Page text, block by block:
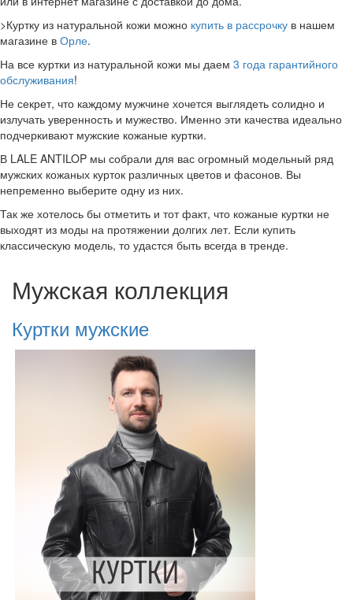
>Куртку из натуральной кожи можно купить в рассрочку в нашем
магазине в Орле.
На все куртки из натуральной кожи мы даем 3 года гарантийного
обслуживания!
Не секрет, что каждому мужчине хочется выглядеть солидно и
излучать уверенность и мужество. Именно эти качества идеально
подчеркивают мужские кожаные куртки.
В LALE ANTILOP мы собрали для вас огромный модельный ряд
мужских кожаных курток различных цветов и фасонов. Вы
непременно выберите одну из них.
Так же хотелось бы отметить и тот факт, что кожаные куртки не
выходят из моды на протяжении долгих лет. Если купить
классическую модель, то удастся быть всегда в тренде.
Мужская коллекция
Куртки мужские